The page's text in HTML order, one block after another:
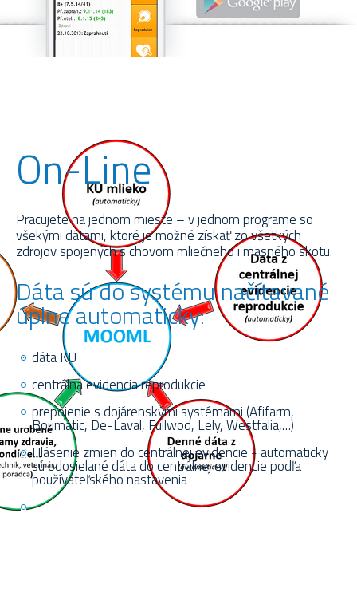
On-Line
Pracujete na jednom mieste – v jednom programe so
všekými dátami, ktoré je možné získať zo všetkých
zdrojov spojených s chovom mliečneho i mäsného skotu.
Dáta sú do systému načítavané
úplne automaticky:
dáta KU
centrálna evidencia reprodukcie
prepojenie s dojárenskými systémami (Afifarm,
Boumatic, De-Laval, Fullwod, Lely, Westfalia,…)
Hlásenie zmien do centrálnej evidencie - automaticky
sú odosielané dáta do centrálnej evidencie podľa
používateľského nastavenia